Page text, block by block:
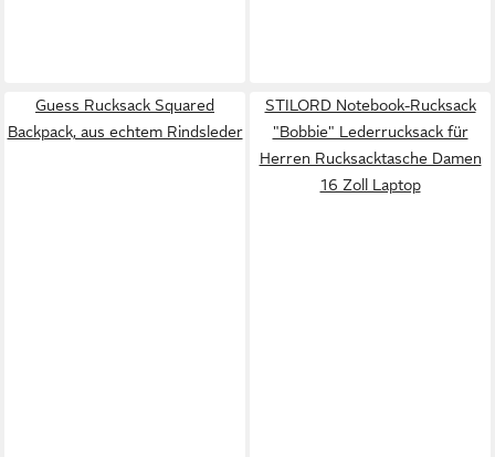
Guess Rucksack Squared
Backpack, aus echtem Rindsleder
STILORD Notebook-Rucksack
"Bobbie" Lederrucksack für
Herren Rucksacktasche Damen
16 Zoll Laptop